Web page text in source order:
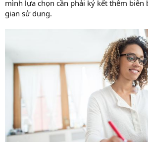
mình lựa chọn cần phải ký kết thêm biên
gian sử dụng.